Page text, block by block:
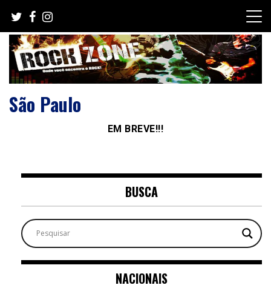
content
São Paulo
EM BREVE!!!
BUSCA
NACIONAIS